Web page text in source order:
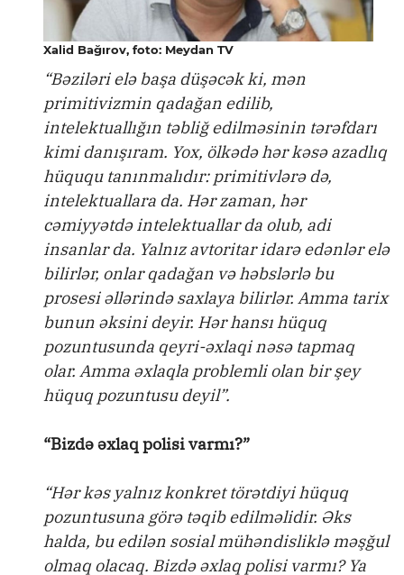
Xalid Bağırov, foto: Meydan TV
“Bəziləri elə başa düşəcək ki, mən
primitivizmin qadağan edilib,
intelektuallığın təbliğ edilməsinin tərəfdarı
kimi danışıram. Yox, ölkədə hər kəsə azadlıq
hüququ tanınmalıdır: primitivlərə də,
intelektuallara da. Hər zaman, hər
cəmiyyətdə intelektuallar da olub, adi
insanlar da. Yalnız avtoritar idarə edənlər elə
bilirlər, onlar qadağan və həbslərlə bu
prosesi əllərində saxlaya bilirlər. Amma tarix
bunun əksini deyir. Hər hansı hüquq
pozuntusunda qeyri-əxlaqi nəsə tapmaq
olar. Amma əxlaqla problemli olan bir şey
hüquq pozuntusu deyil”.
“Bizdə əxlaq polisi varmı?”
“Hər kəs yalnız konkret törətdiyi hüquq
pozuntusuna görə təqib edilməlidir. Əks
halda, bu edilən sosial mühəndisliklə məşğul
olmaq olacaq. Bizdə əxlaq polisi varmı? Ya